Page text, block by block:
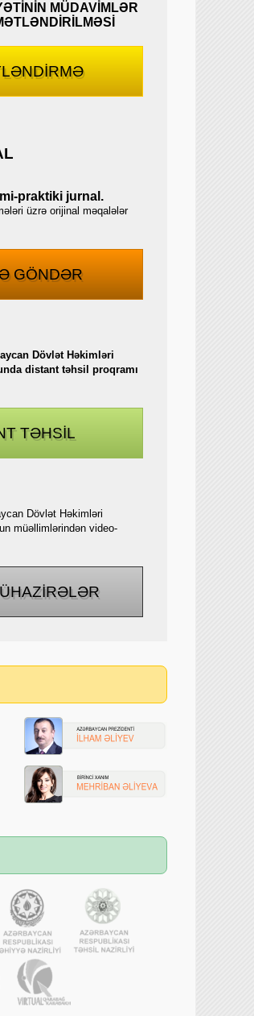
MÜDAVİMLƏR
praktiki jurnal.
üzrə orijinal məqalələr
GÖNDƏR
Dövlət Həkimləri
distant təhsil proqramı
TƏHSİL
Dövlət Həkimləri
müəllimlərindən video-